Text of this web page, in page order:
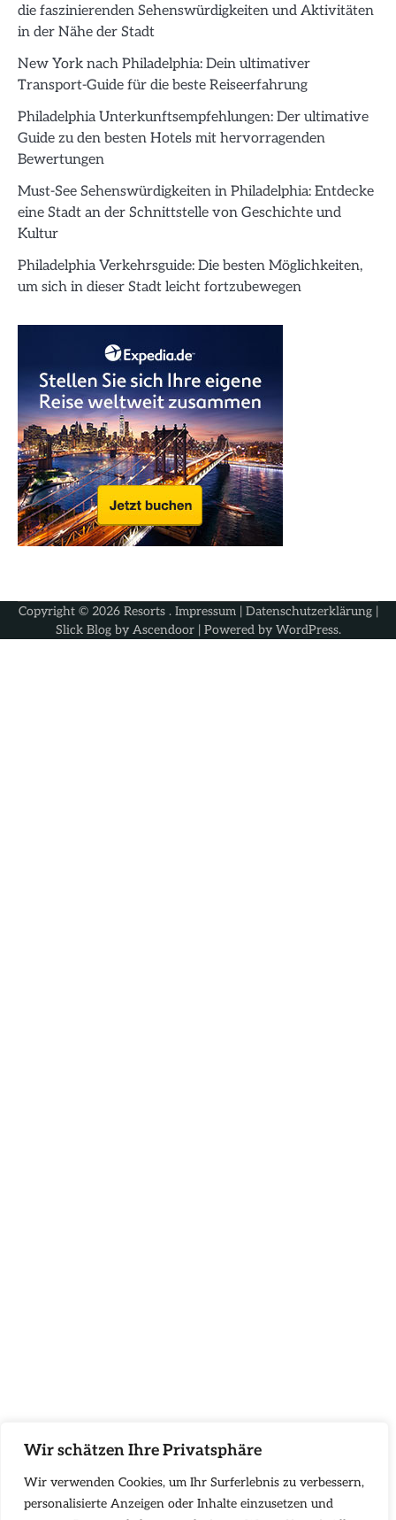
Wir schätzen Ihre Privatsphäre
Wir verwenden Cookies, um Ihr Surferlebnis zu verbessern,
personalisierte Anzeigen oder Inhalte einzusetzen und
die faszinierenden Sehenswürdigkeiten und Aktivitäten
in der Nähe der Stadt
New York nach Philadelphia: Dein ultimativer
Transport-Guide für die beste Reiseerfahrung
Philadelphia Unterkunftsempfehlungen: Der ultimative
Guide zu den besten Hotels mit hervorragenden
Bewertungen
Must-See Sehenswürdigkeiten in Philadelphia: Entdecke
eine Stadt an der Schnittstelle von Geschichte und
Kultur
Philadelphia Verkehrsguide: Die besten Möglichkeiten,
um sich in dieser Stadt leicht fortzubewegen
Copyright © 2026 Resorts. Impressum| Datenschutzerklärung|
Slick Blog by Ascendoor| Powered by WordPress.